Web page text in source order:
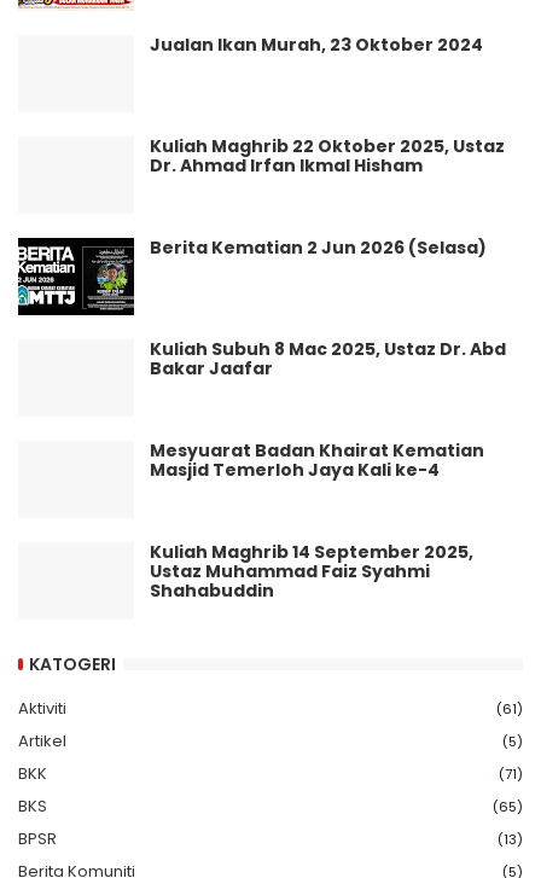
Jualan Ikan Murah, 23 Oktober 2024
Kuliah Maghrib 22 Oktober 2025, Ustaz
Dr. Ahmad Irfan Ikmal Hisham
Berita Kematian 2 Jun 2026 (Selasa)
Kuliah Subuh 8 Mac 2025, Ustaz Dr. Abd
Bakar Jaafar
Mesyuarat Badan Khairat Kematian
Masjid Temerloh Jaya Kali ke-4
Kuliah Maghrib 14 September 2025,
Ustaz Muhammad Faiz Syahmi
Shahabuddin
KATOGERI
Aktiviti (61)
Artikel (5)
BKK (71)
BKS (65)
BPSR (13)
Berita Komuniti (5)